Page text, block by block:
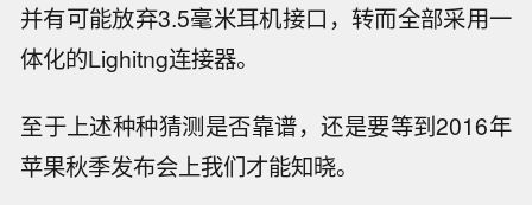
并有可能放弃3.5毫米耳机接口，转而全部采用一
体化的Lighitng连接器。
至于上述种种猜测是否靠谱，还是要等到2016年
苹果秋季发布会上我们才能知晓。